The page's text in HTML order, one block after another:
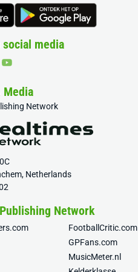
media
Media
Network
Netherlands
Network
FootballCritic.com
GPFans.com
MusicMeter.nl